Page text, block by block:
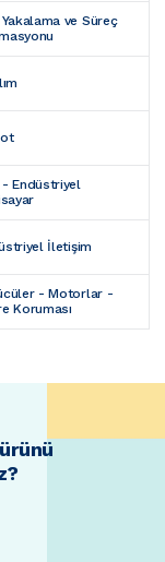
ve Süreç
- Endüstriyel
İletişim
- Motorlar -
Koruması